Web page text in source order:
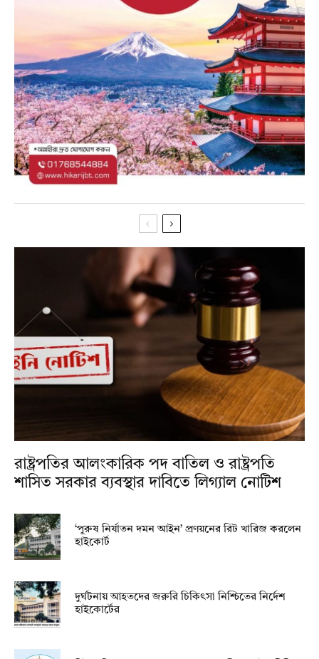
রাষ্ট্রপতির আলংকারিক পদ বাতিল ও রাষ্ট্রপতি
শাসিত সরকার ব্যবস্থার দাবিতে লিগ্যাল নোটিশ
‘পুরুষ নির্যাতন দমন আইন’ প্রণয়নের রিট খারিজ করলেন
হাইকোর্ট
দুর্ঘটনায় আহতদের জরুরি চিকিৎসা নিশ্চিতের নির্দেশ
হাইকোর্টের